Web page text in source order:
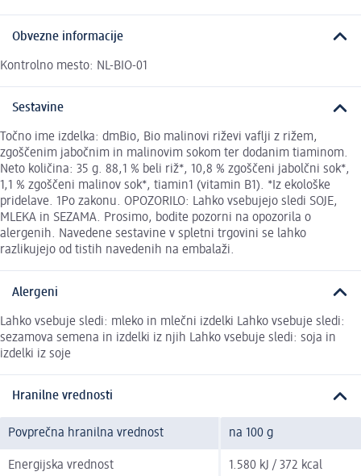
Obvezne informacije
Kontrolno mesto: NL-BIO-01
Sestavine
Točno ime izdelka: dmBio, Bio malinovi riževi vaflji z rižem,
zgoščenim jabočnim in malinovim sokom ter dodanim tiaminom.
Neto količina: 35 g. 88,1 % beli riž*, 10,8 % zgoščeni jabolčni sok*,
1,1 % zgoščeni malinov sok*, tiamin1 (vitamin B1). *Iz ekološke
pridelave. 1Po zakonu. OPOZORILO: Lahko vsebujejo sledi SOJE,
MLEKA in SEZAMA. Prosimo, bodite pozorni na opozorila o
alergenih. Navedene sestavine v spletni trgovini se lahko
razlikujejo od tistih navedenih na embalaži.
Alergeni
Lahko vsebuje sledi: mleko in mlečni izdelki Lahko vsebuje sledi:
sezamova semena in izdelki iz njih Lahko vsebuje sledi: soja in
izdelki iz soje
Hranilne vrednosti
Povprečna hranilna vrednost na 100 g
Energijska vrednost 1.580 kJ / 372 kcal